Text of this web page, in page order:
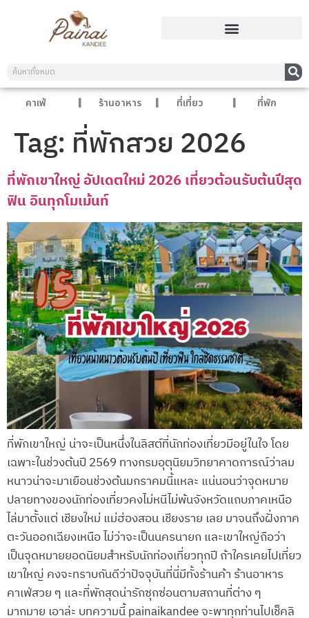
คาเฟ่ ร้านอาหาร ที่เที่ยว ที่พัก
Tag: ที่พักสวย 2026
ที่พักเขาใหญ่ อัปเดตใหม่ 2026 เที่ยวต้อนรับต้นปีสุด
ฟิน อินทุกโมเม้นท์
ที่พักเขาใหญ่ น่าจะเป็นหนึ่งในลิสต์ที่นักท่องเที่ยวมีอยู่ในใจ โดย
เฉพาะในช่วงต้นปี 2569 ทางกรมอุตุนิยมวิทยาคาดการณ์ว่าลม
หนาวน่าจะมาเยือนช่วงต้นมกราคมนี้แหละ แน่นอนว่าจุดหมาย
ปลายทางของนักท่องเที่ยวคงไม่หนีไม่พ้นจังหวัดแถบภาคเหนือ
ไล่มาตั้งแต่ เชียงใหม่ แม่ฮ่องสอน เชียงราย เลย มาจนถึงฝั่งภาค
ตะวันออกเฉียงเหนือ ไม่ว่าจะเป็นนครนายก และเขาใหญ่ถือว่า
เป็นจุดหมายยอดนิยมสำหรับนักท่องเที่ยวทุกปี ถ้าใครเคยไปเที่ยว
เขาใหญ่ คงจะทราบกันดีว่าปัจจุบันที่นี่มีทั้งร้านค้า ร้านอาหาร
คาเฟ่สวย ๆ และที่พักสุดน่ารักซุกซ่อนตามสถานที่ต่าง ๆ
มากมาย เอาล่ะ บทความนี้ painaikandee จะพาทุกท่านไปเช็คลิ